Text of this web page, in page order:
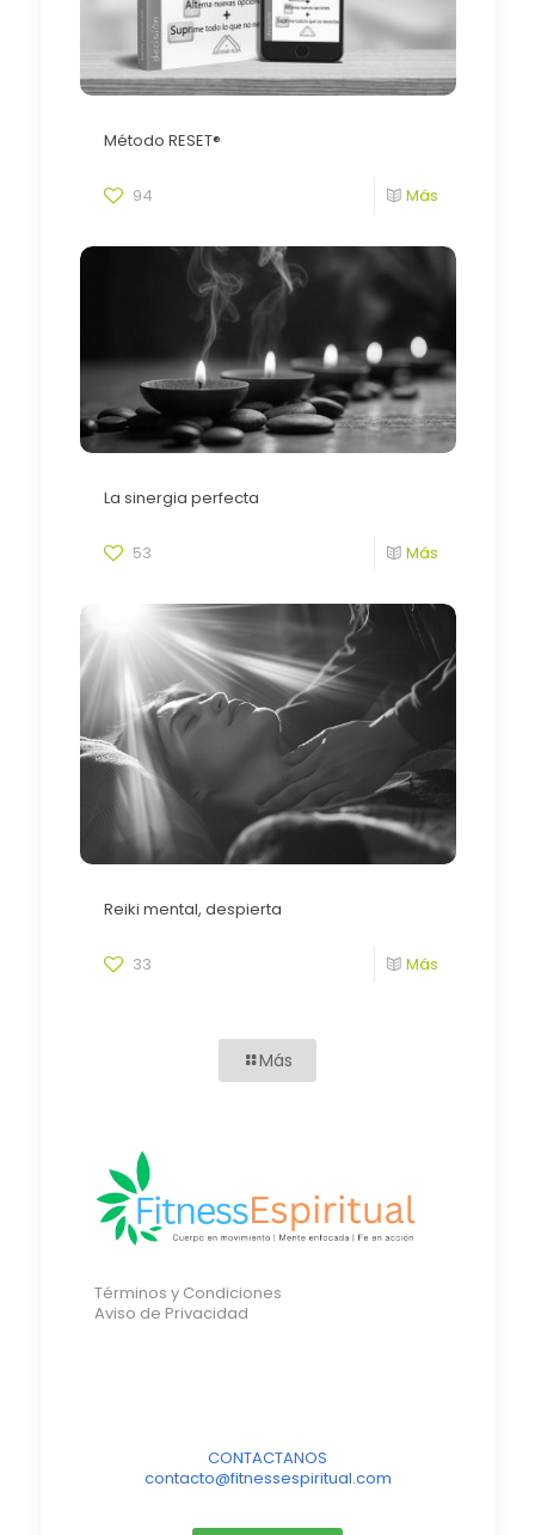
Método RESET®
94 Más
La sinergia perfecta
53 Más
Reiki mental, despierta
33 Más
Más
Términos y Condiciones
Aviso de Privacidad
CONTACTANOS
contacto@fitnessespiritual.com